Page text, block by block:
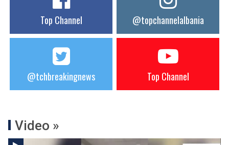
Top Channel @topchannelalbania
@tchbreakingnews Top Channel
Video »